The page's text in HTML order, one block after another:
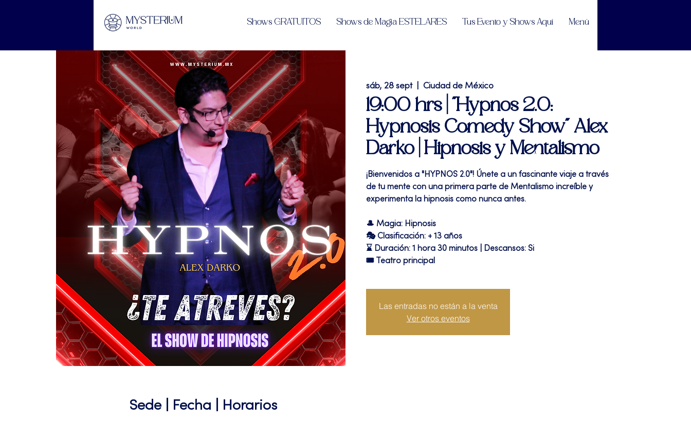
Shows GRATUITOS Shows de Magia ESTELARES Tus Evento y Shows Aquí Menú
sáb, 28 sept
  |
Ciudad de México
19:00 hrs | "Hypnos 2.0:
Hypnosis Comedy Show" Alex
Darko | Hipnosis y Mentalismo
¡Bienvenidos a "HYPNOS 2.0"! Únete a un fascinante viaje a través
de tu mente con una primera parte de Mentalismo increíble y
experimenta la hipnosis como nunca antes.
🎩 Magia: Hipnosis
🎭 Clasificación: + 13 años
⌛ Duración: 1 hora 30 minutos | Descansos: Si
🎟 Teatro principal
Las entradas no están a la venta
Ver otros eventos
Sede | Fecha | Horarios